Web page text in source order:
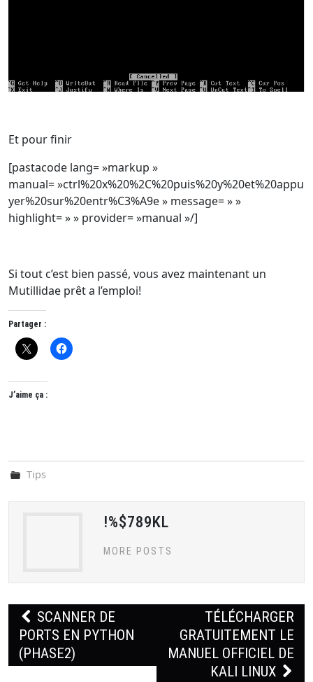
Et pour finir
[pastacode lang= »markup »
manual= »ctrl%20x%20%2C%20puis%20y%20et%20appu
yer%20sur%20entr%C3%A9e » message= » »
highlight= » » provider= »manual »/]
Si tout c’est bien passé, vous avez maintenant un
Mutillidae prêt a l’emploi!
Partager :
J’aime ça :
Tips
!%$789KL
MORE POSTS
Navigation
des
articles
SCANNER DE
PORTS EN PYTHON
(PHASE2)
TÉLÉCHARGER
GRATUITEMENT LE
MANUEL OFFICIEL DE
KALI LINUX